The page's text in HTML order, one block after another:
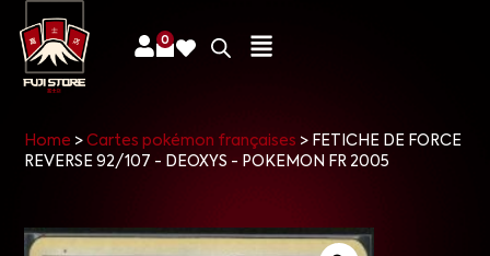
0
Home >Cartes pokémon françaises > FETICHE DE FORCE
REVERSE 92/107 - DEOXYS - POKEMON FR 2005